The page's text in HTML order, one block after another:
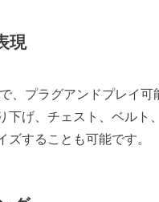
現
、プラグアンドプレイ
下げ、チェスト、ベル
することも可能です。